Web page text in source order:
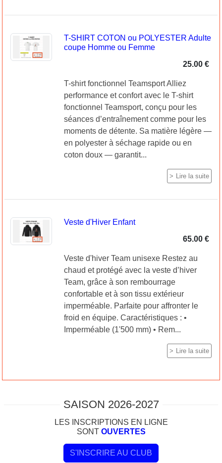
T-SHIRT COTON ou POLYESTER Adulte
coupe Homme ou Femme
25.00 €
T-shirt fonctionnel Teamsport Alliez
performance et confort avec le T-shirt
fonctionnel Teamsport, conçu pour les
séances d’entraînement comme pour les
moments de détente. Sa matière légère —
en polyester à séchage rapide ou en
coton doux — garantit...
Lire la suite
Veste d'Hiver Enfant
65.00 €
Veste d'hiver Team unisexe Restez au
chaud et protégé avec la veste d’hiver
Team, grâce à son rembourrage
confortable et à son tissu extérieur
imperméable. Parfaite pour affronter le
froid en équipe. Caractéristiques : •
Imperméable (1'500 mm) • Rem...
Lire la suite
SAISON 2026-2027
LES INSCRIPTIONS EN LIGNE
SONT OUVERTES
S'INSCRIRE AU CLUB